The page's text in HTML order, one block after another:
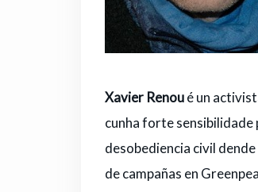
Xavier Renoué un
cunha forte
desobediencia civil
de campañas en